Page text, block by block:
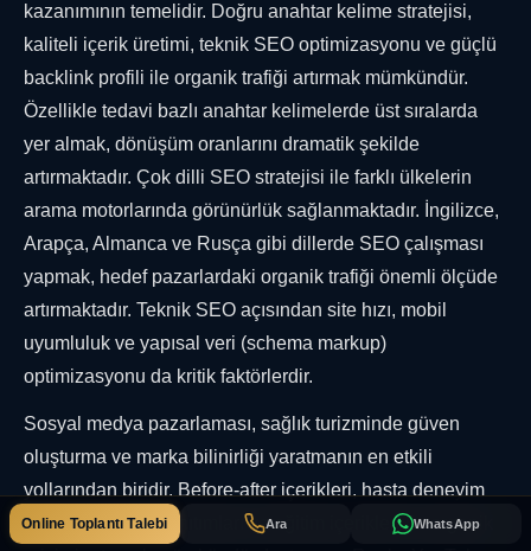
kazanımının temelidir. Doğru anahtar kelime stratejisi,
kaliteli içerik üretimi, teknik SEO optimizasyonu ve güçlü
backlink profili ile organik trafiği artırmak mümkündür.
Özellikle tedavi bazlı anahtar kelimelerde üst sıralarda
yer almak, dönüşüm oranlarını dramatik şekilde
artırmaktadır. Çok dilli SEO stratejisi ile farklı ülkelerin
arama motorlarında görünürlük sağlanmaktadır. İngilizce,
Arapça, Almanca ve Rusça gibi dillerde SEO çalışması
yapmak, hedef pazarlardaki organik trafiği önemli ölçüde
artırmaktadır. Teknik SEO açısından site hızı, mobil
uyumluluk ve yapısal veri (schema markup)
optimizasyonu da kritik faktörlerdir.
Sosyal medya pazarlaması, sağlık turizminde güven
oluşturma ve marka bilinirliği yaratmanın en etkili
yollarından biridir. Before-after içerikleri, hasta deneyim
videoları, doktor tanıtımları ve eğitim içerikleri ile organik
Ara WhatsApp
Online Toplantı Talebi